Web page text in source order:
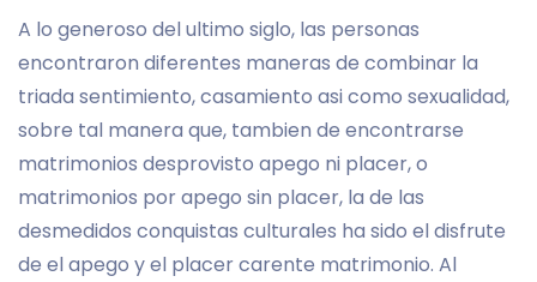
A lo generoso del ultimo siglo, las personas
encontraron diferentes maneras de combinar la
triada sentimiento, casamiento asi­ como sexualidad,
sobre tal manera que, tambien de encontrarse
matrimonios desprovisto apego ni placer, o
matrimonios por apego sin placer, la de las
desmedidos conquistas culturales ha sido el disfrute
de el apego y el placer carente matrimonio. Al